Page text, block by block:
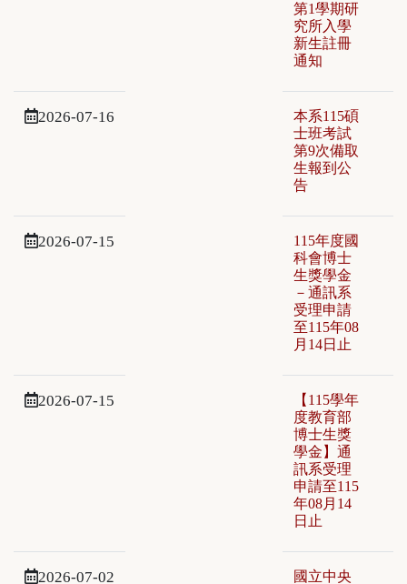
第1學期研
究所入學
新生註冊
通知
2026-07-16
本系115碩
士班考試
第9次備取
生報到公
告
2026-07-15
115年度國
科會博士
生獎學金
－通訊系
受理申請
至115年08
月14日止
2026-07-15
【115學年
度教育部
博士生獎
學金】通
訊系受理
申請至115
年08月14
日止
2026-07-02
國立中央